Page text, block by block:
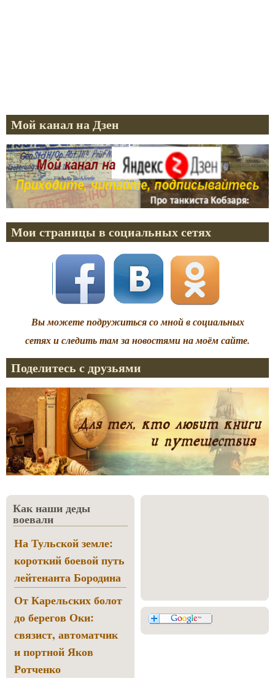
Мой канал на Дзен
Мои страницы в социальных сетях
Вы можете подружиться со мной в социальных
сетях и следить там за новостями на моём сайте.
Поделитесь с друзьями
Как наши деды
воевали
На Тульской земле:
короткий боевой путь
лейтенанта Бородина
От Карельских болот
до берегов Оки:
связист, автоматчик
и портной Яков
Ротченко